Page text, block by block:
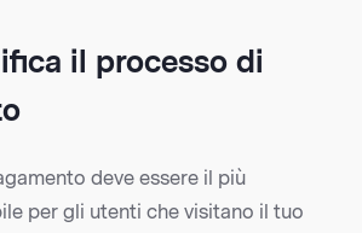
il processo di
deve essere il più
per gli utenti che visitano il tuo